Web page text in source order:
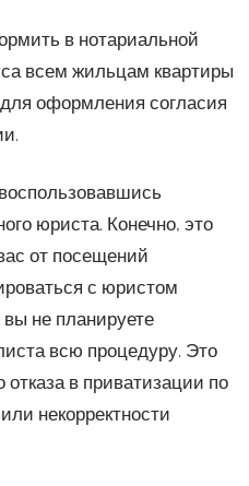
в нотариальной
всем жильцам квартиры
оформления согласия
юриста. Конечно, это
от посещений
с юристом
не планируете
всю процедуру. Это
отказа в приватизации по
некорректности